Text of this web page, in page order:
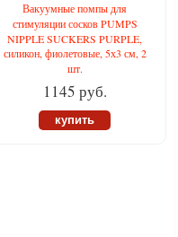
Вакуумные помпы для
стимуляции сосков PUMPS
NIPPLE SUCKERS PURPLE,
силикон, фиолетовые, 5х3 см, 2
шт.
1145 руб.
купить